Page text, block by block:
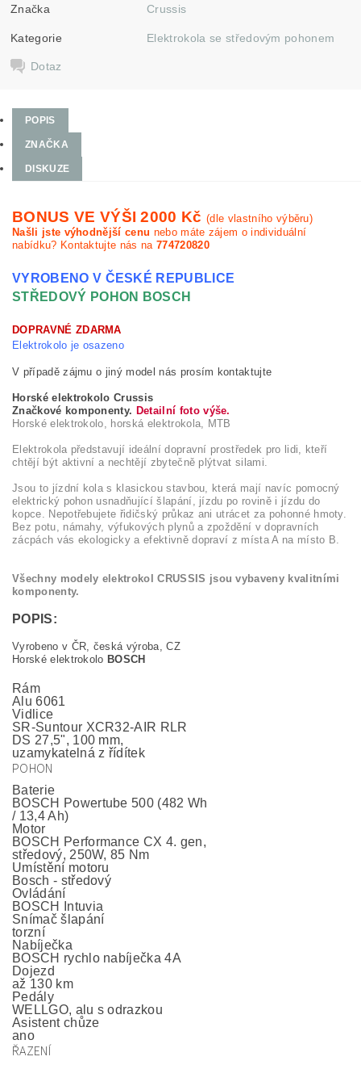
Značka Crussis
Kategorie Elektrokola se středovým pohonem
Dotaz
POPIS
ZNAČKA
DISKUZE
BONUS VE VÝŠI 2000 Kč (dle vlastního výběru)
Našli jste výhodnější cenu nebo máte zájem o individuální
nabídku? Kontaktujte nás na 774720820
VYROBENO V ČESKÉ REPUBLICE
STŘEDOVÝ POHON BOSCH
DOPRAVNÉ ZDARMA
Elektrokolo je osazeno
V případě zájmu o jiný model nás prosím kontaktujte
Horské elektrokolo Crussis
Značkové komponenty. Detailní foto výše.
Horské elektrokolo, horská elektrokola, MTB
Elektrokola představují ideální dopravní prostředek pro lidi, kteří
chtějí být aktivní a nechtějí zbytečně plýtvat silami.
Jsou to jízdní kola s klasickou stavbou, která mají navíc pomocný
elektrický pohon usnadňující šlapání, jízdu po rovině i jízdu do
kopce. Nepotřebujete řidičský průkaz ani utrácet za pohonné hmoty.
Bez potu, námahy, výfukových plynů a zpoždění v dopravních
zácpách vás ekologicky a efektivně dopraví z místa A na místo B.
Všechny modely elektrokol CRUSSIS jsou vybaveny kvalitními
komponenty.
POPIS:
Vyrobeno v ČR, česká výroba, CZ
Horské elektrokolo BOSCH
Rám
Alu 6061
Vidlice
SR-Suntour XCR32-AIR RLR
DS 27,5", 100 mm,
uzamykatelná z řídítek
POHON
Baterie
BOSCH Powertube 500 (482 Wh
/ 13,4 Ah)
Motor
BOSCH Performance CX 4. gen,
středový, 250W, 85 Nm
Umístění motoru
Bosch - středový
Ovládání
BOSCH Intuvia
Snímač šlapání
torzní
Nabíječka
BOSCH rychlo nabíječka 4A
Dojezd
až 130 km
Pedály
WELLGO, alu s odrazkou
Asistent chůze
ano
ŘAZENÍ